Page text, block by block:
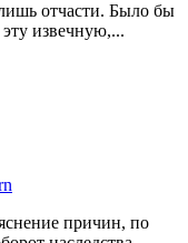
отчасти. Было бы
извечную,...
причин, по